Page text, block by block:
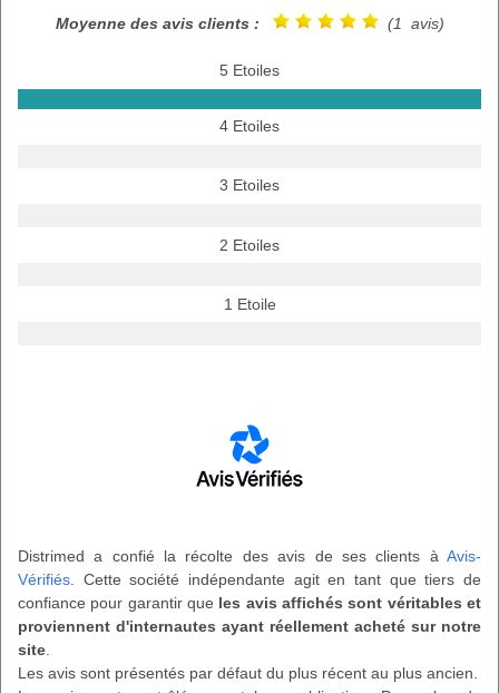
Moyenne des avis clients :
(1 avis)
5 Etoiles
4 Etoiles
3 Etoiles
2 Etoiles
1 Etoile
Distrimed a confié la récolte des avis de ses clients à Avis-
Vérifiés. Cette société indépendante agit en tant que tiers de
confiance pour garantir que les avis affichés sont véritables et
proviennent d'internautes ayant réellement acheté sur notre
site.
Les avis sont présentés par défaut du plus récent au plus ancien.